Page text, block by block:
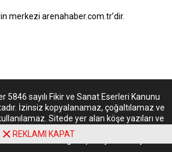
merkezi arenahaber.com.tr’dir.
5846 sayılı Fikir ve Sanat Eserleri Kanunu
İzinsiz kopyalanamaz, çoğaltılamaz ve
Sitede yer alan köşe yazıları ve
fikri sorumluluğu ilgili yazarlara aittir; bu
kurumsal görüşünü yansıtmayabilir.
REKLAMI KAPAT